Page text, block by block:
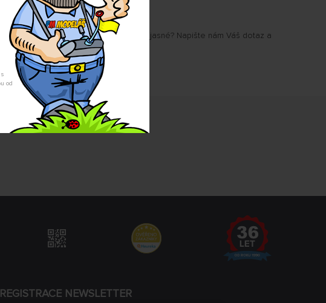
od
Nejsou Vám některé parametry jasné? Napište nám Váš dotaz a
kontaktujeme.
REGISTRACE NEWSLETTER